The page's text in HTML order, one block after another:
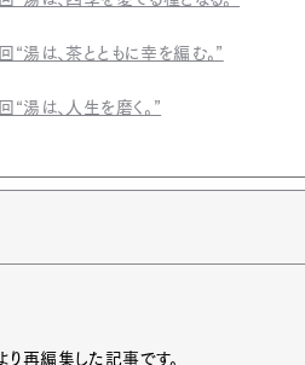
湯は、茶とともに幸を編む。”
湯は、人生を磨く。”
再編集した記事です。